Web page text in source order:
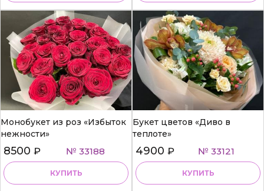
Монобукет из роз «Избыток
нежности»
8500 ₽ № 33188
КУПИТЬ
Букет цветов «Диво в
теплоте»
4900 ₽ № 33121
КУПИТЬ